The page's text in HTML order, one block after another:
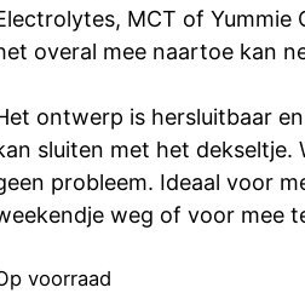
MCT of Yummie
overal mee naartoe kan
ontwerp is hersluitbaar
sluiten met het dekseltje.
probleem. Ideaal voor
weg of voor mee
voorraad